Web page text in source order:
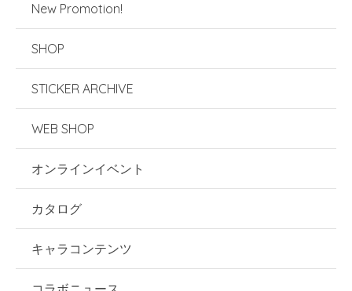
New Promotion!
SHOP
STICKER ARCHIVE
WEB SHOP
オンラインイベント
カタログ
キャラコンテンツ